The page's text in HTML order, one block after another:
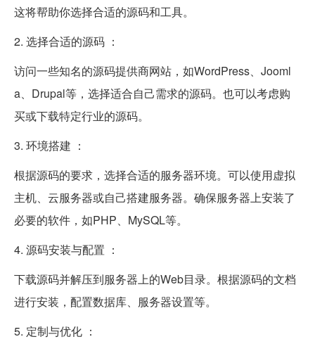
这将帮助你选择合适的源码和工具。
2. 选择合适的源码 ：
访问一些知名的源码提供商网站，如WordPress、Jooml
a、Drupal等，选择适合自己需求的源码。也可以考虑购
买或下载特定行业的源码。
3. 环境搭建 ：
根据源码的要求，选择合适的服务器环境。可以使用虚拟
主机、云服务器或自己搭建服务器。确保服务器上安装了
必要的软件，如PHP、MySQL等。
4. 源码安装与配置 ：
下载源码并解压到服务器上的Web目录。根据源码的文档
进行安装，配置数据库、服务器设置等。
5. 定制与优化 ：